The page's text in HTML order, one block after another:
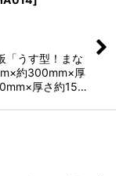
「うす型！まな
約300mm×厚
厚さ約15…